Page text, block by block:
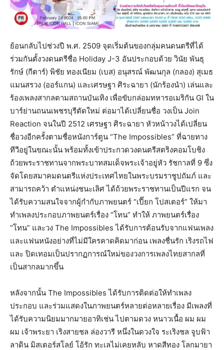
ย้อนกลับไปช่วงปี พ.ศ. 2509 จุดเริ่มต้นของกลุ่มคนดนตรีที่ได้
ร่วมกันตั้งวงดนตรีชื่อ Holiday J-3 อันประกอบด้วย วินัย พันธุ
รักษ์ (กีตาร์) พิชัย ทองเนียม (เบส) อนุสรณ์ พัฒนกุล (กลอง) สุเมธ
แมนสรวง (ออร์แกน) และเศรษฐา ศิระฉายา (นักร้องนำ) เล่นและ
ร้องเพลงสากลตามสถานบันเทิง เพื่อขับกล่อมทหารอเมริกัน GI ใน
บาร์ย่านถนนเพชรบุรีตัดใหม่ ต่อมาได้เปลี่ยนชื่อ วงเป็น Join
Reaction จนในปี 2512 เศรษฐา ศิระฉายา หัวหน้าวงได้เปลี่ยน
ชื่อวงอีกครั้งตามชื่อหนังการ์ตูน “The Impossibles” ที่ฉายทาง
ทีวีอยู่ในขณะนั้น พร้อมทั้งเข้าประกวดวงดนตรีสตริงคอมโบชิง
ถ้วยพระราชทานจากพระบาทสมเด็จพระเจ้าอยู่หัว รัชกาลที่ 9 ซึ่ง
จัดโดยสมาคมดนตรีแห่งประเทศไทยในพระบรมราชูปถัมภ์ และ
สามารถคว้า ตำแหน่งชนะเลิศ ได้ถ้วยพระราชทานเป็นปีแรก จน
ได้รับความสนใจจากผู้กำกับภาพยนตร์ “เปี๊ยก โปสเตอร์” ให้มา
ทำเพลงประกอบภาพยนตร์เรื่อง “โทน” ทำให้ ภาพยนตร์เรื่อง
“โทน” และวง The Impossibles ได้รับการต้อนรับจากแฟนเพลง
และแฟนหนังอย่างที่ไม่มีใครคาดคิดมาก่อน เพลงชื่นรัก เริงรถไฟ
และ ปิดเทอมเป็นปรากฏการณ์ใหม่ของวงการเพลงไทยสากลที่
เป็นสากลมากขึ้น
หลังจากนั้น The Impossibles ได้รับการติดต่อให้ทำเพลง
ประกอบ และร่วมแสดงในภาพยนตร์หลายต่อหลายเรื่อง มีเพลงที่
ได้รับความนิยมมากมายอาทิเช่น ไปตามดวง หนาวเนื้อ ผม ผม
ผม เจ้าพระยา เริงสายชล ล่องวารี หนึ่งในดวงใจ ระเริงชล จูบฟ้า
ลาดิน มิสเตอร์สโลย์ โอ้รัก ทะเลไม่เคยหลับ หาดสีทอง โลกมายา